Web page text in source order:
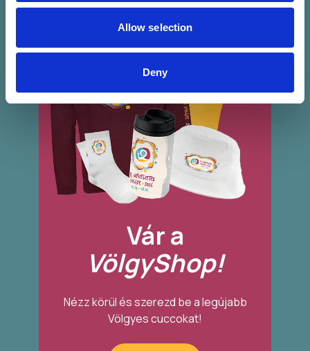
Allow selection
Deny
Vár a
VölgyShop!
Nézz körül és szerezd be a legújabb
Völgyes cuccokat!